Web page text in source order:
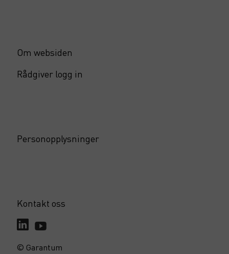
Om websiden
Rådgiver logg in
Personopplysninger
Kontakt oss
© Garantum